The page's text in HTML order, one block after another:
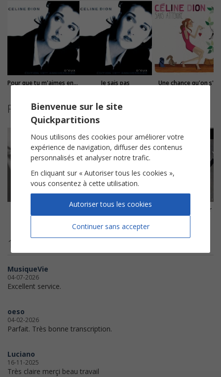
Pour que tu m'aimes encore Je sais pas Une chance qu'on s'a
Partitions suggérées
Et je l'appelle encore
Véronique Sanson
Famille
Jean-Jacques Goldman
Hymne à l'amour
Edith Piaf
11 avis clients
MusiqueVie
04-07-2026
Excellent service.
oeso
04-02-2026
Parfait. Très bonne transcription.
Luciano
16-11-2025
Très claire merçi beau travail
Bienvenue sur le site
Quickpartitions
Nous utilisons des cookies pour améliorer votre
expérience de navigation, diffuser des contenus
personnalisés et analyser notre trafic.
En cliquant sur « Autoriser tous les cookies »,
vous consentez à cette utilisation.
Continuer sans accepter
Autoriser tous les cookies